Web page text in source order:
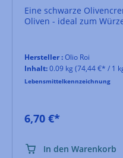
Eine schwarze
Oliven - ideal zum
Hersteller :Olio Roi
Inhalt:0.09 kg (74,44 €* / 1
Lebensmittelkennzeichnung
6,70 €*
In den Warenkorb